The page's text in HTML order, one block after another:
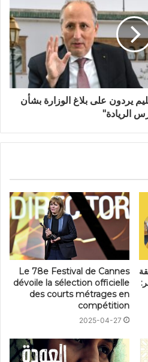
يردون على بلاغ الوزارة بشأن
الريادة"
Le 78e Festival de Cannes
dévoile la sélection officielle
des courts métrages en
compétition
2025-04-27